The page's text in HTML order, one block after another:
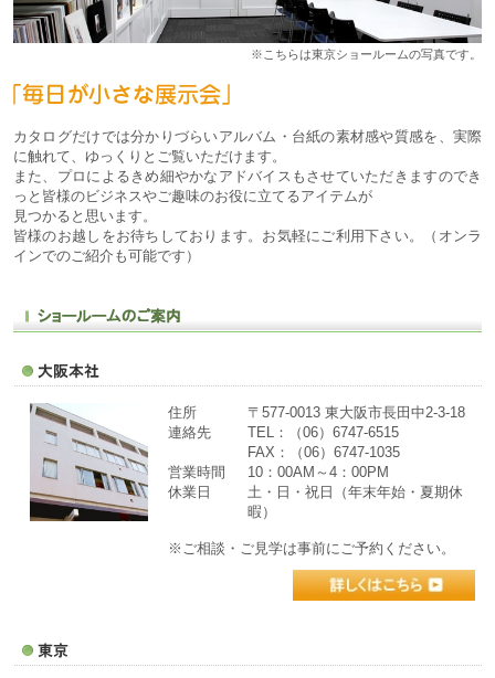
※こちらは東京ショールームの写真です。
カタログだけでは分かりづらいアルバム・台紙の素材感や質感を、実際
に触れて、ゆっくりとご覧いただけます。
また、プロによるきめ細やかなアドバイスもさせていただきますのでき
っと皆様のビジネスやご趣味のお役に立てるアイテムが
見つかると思います。
皆様のお越しをお待ちしております。お気軽にご利用下さい。（オンラ
インでのご紹介も可能です）
住所
〒577-0013 東大阪市長田中2-3-18
連絡先
TEL：（06）6747-6515
FAX：（06）6747-1035
営業時間
10：00AM～4：00PM
休業日
土・日・祝日（年末年始・夏期休
暇）
※ご相談・ご見学は事前にご予約ください。